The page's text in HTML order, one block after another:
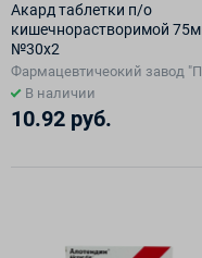
Акард таблетки п/о
кишечнорастворимой
№30х2
Фармацевтичеокий завод
В наличии
10.92 руб.